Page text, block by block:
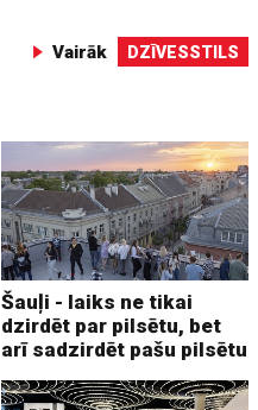
Vairāk DZĪVESSTILS
Šauļi - laiks ne tikai
dzirdēt par pilsētu, bet
arī sadzirdēt pašu pilsētu